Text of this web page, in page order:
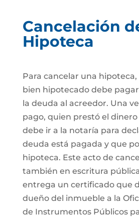
Cancelación
Hipoteca
Para cancelar una
bien hipotecado debe
la deuda al acreedor. Una
pago, quien prestó el dinero
debe ir a la notaría para
deuda está pagada y que
hipoteca. Este acto de
también en escritura
entrega un certificado que
dueño del inmueble a la
de Instrumentos Públicos